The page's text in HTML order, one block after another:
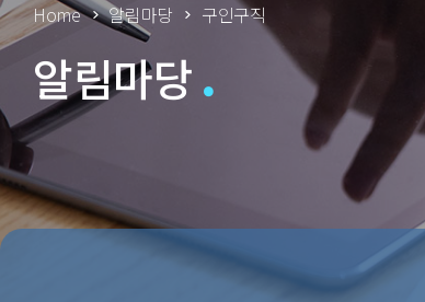
Home 알림마당 구인구직
알림마당